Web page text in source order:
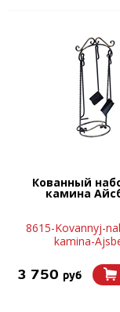
Кованный
камина
8615-Kovannyj-
kamina-
3 750 руб